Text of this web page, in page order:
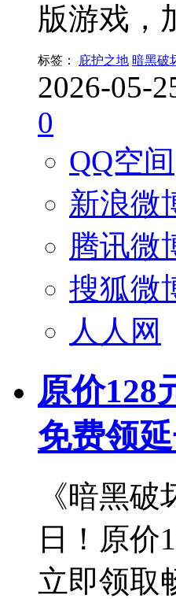
版游戏，
标签： 庇护之地 暗黑破
2026-05-
0
QQ空间
新浪微
腾讯微
搜狐微
人人网
原价128
免费领
《暗黑
日！原价
立即领取